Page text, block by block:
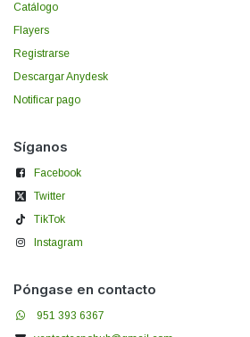
Catálogo
Flayers
Registrarse
Descargar Anydesk
Notificar pago
Síganos
Facebook
Twitter
TikTok
Instagram
Póngase en contacto
951 393 6367